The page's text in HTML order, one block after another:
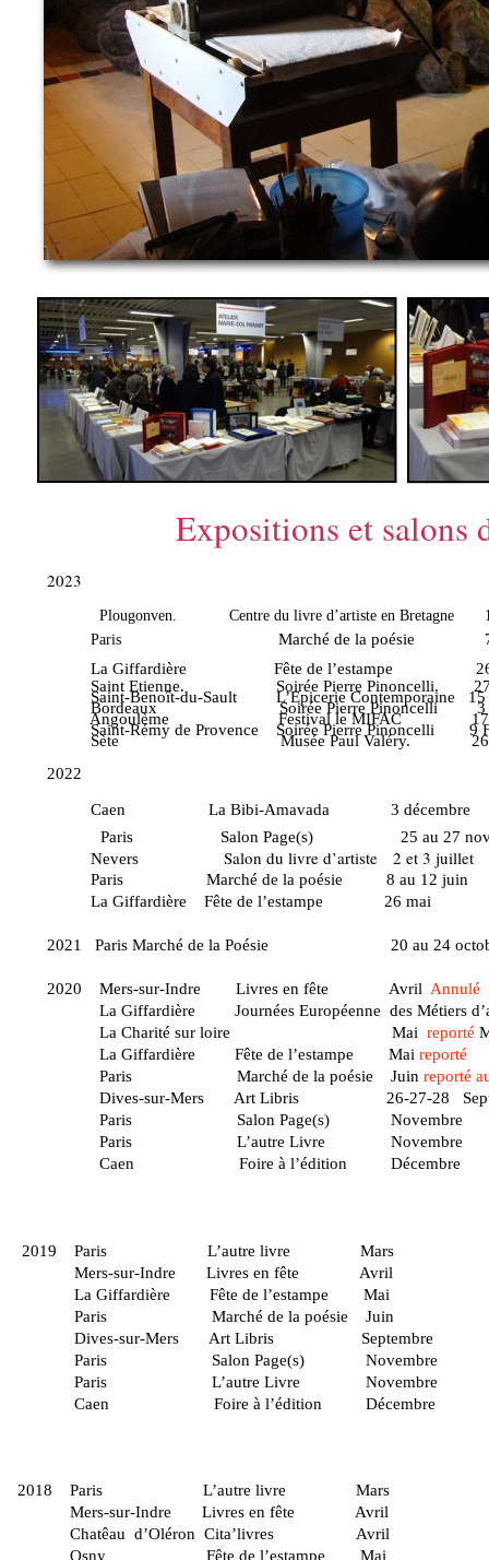
2018 Paris L’autre
Mers-sur-Indre Livres en
Chatêau d’Oléron Cita’livres Avril
Osny Fête de l’estampe Mai
2019 Paris L’autre
Mers-sur-Indre Livres en
La Giffardière Fête de l’estampe Mai
Paris Marché de la poésie Juin
Dives-sur-Mers Art Libris Septembre
Paris Salon Page(s)
Paris L’autre Livre Novembre
Caen Foire à l’édition Décembre
Expositions et salons
2023
Plougonven. Centre du livre d’artiste en Bretagne
Paris
Marché de la poésie 7 au
La Giffardière
Fête de l’estampe 26-27-
Saint Etienne. Soirée Pierre Pinoncelli. 27
Saint-Benoît-du-Sault L’Epicerie Contemporaine 15
Bordeaux Soirée Pierre Pinoncelli 3 et
Angoulème Festival le MIFAC 17 et
Saint-Rémy de Provence Soirée Pierre Pinoncelli 9
Sète Musée Paul Valéry. 26
2022
Caen La Bibi-Amavada 3 décembre
Paris Salon Page(s)
Nevers
Salon du livre d’artiste 2 et 3 juillet
Paris Marché de la poésie 8 au 12 juin
La Giffardière Fête de l’estampe 26 mai
2021 Paris Marché de la Poésie 20 au 24
2020 Mers-sur-Indre Livres en fête Avril Annulé
La Giffardière Journées Européenne des Métiers
La Charité sur loire Mai reporté
La Giffardière Fête de l’estampe Mai reporté
Paris Marché de la poésie Juin reporté
Dives-sur-Mers Art Libris 26-27-28
Paris Salon Page(s)
Paris L’autre Livre Novembre
Caen Foire à l’édition Décembre